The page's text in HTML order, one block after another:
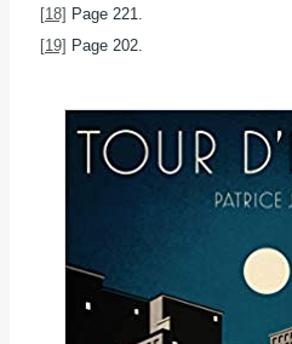
[18] Page 221.
[19] Page 202.